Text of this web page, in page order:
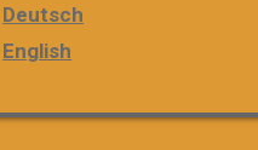
Deutsch
English